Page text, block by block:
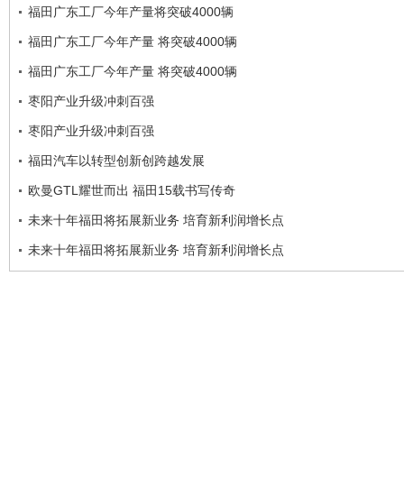
福田广东工厂今年产量将突破4000辆
福田广东工厂今年产量 将突破4000辆
福田广东工厂今年产量 将突破4000辆
枣阳产业升级冲刺百强
枣阳产业升级冲刺百强
福田汽车以转型创新创跨越发展
欧曼GTL耀世而出 福田15载书写传奇
未来十年福田将拓展新业务 培育新利润增长点
未来十年福田将拓展新业务 培育新利润增长点